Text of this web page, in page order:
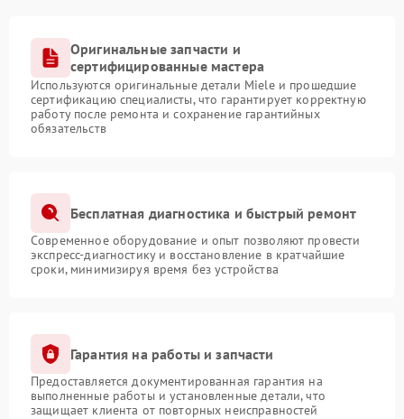
Оригинальные запчасти и
сертифицированные мастера
Используются оригинальные детали Miele и прошедшие
сертификацию специалисты, что гарантирует корректную
работу после ремонта и сохранение гарантийных
обязательств
Бесплатная диагностика и быстрый ремонт
Современное оборудование и опыт позволяют провести
экспресс-диагностику и восстановление в кратчайшие
сроки, минимизируя время без устройства
Гарантия на работы и запчасти
Предоставляется документированная гарантия на
выполненные работы и установленные детали, что
защищает клиента от повторных неисправностей